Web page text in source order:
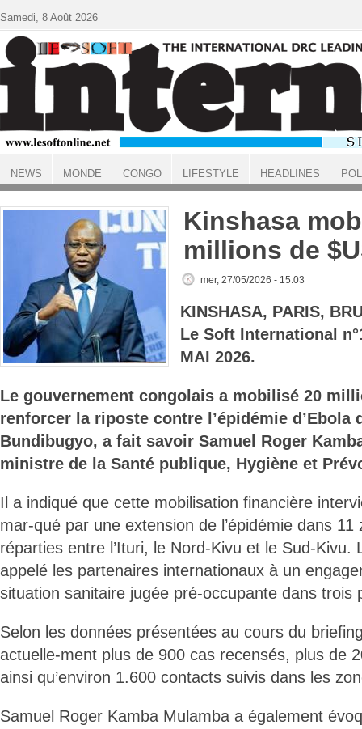
ACCUEIL
Kinshasa
millions de
mer, 27/05/2026 - 15:03
KINSHASA, PARIS,
Le Soft International
MAI 2026.
Le gouvernement congolais a mobilisé 20
renforcer la riposte contre l’épidémie d’Ebola
Bundibugyo, a fait savoir Samuel Roger
ministre de la Santé publique, Hygiène et
Il a indiqué que cette mobilisation financière
mar-qué par une extension de l’épidémie dans
réparties entre l’Ituri, le Nord-Kivu et le Sud-Kivu.
appelé les partenaires internationaux à un
situation sanitaire jugée pré-occupante dans trois
Selon les données présentées au cours du
actuelle-ment plus de 900 cas recensés, plus de
ainsi qu’environ 1.600 contacts suivis dans les
Samuel Roger Kamba Mulamba a également
Samedi, 8 Août 2026
NEWS MONDE CONGO LIFESTYLE HEADLINES